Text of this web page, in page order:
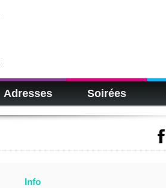
Adresses Soirées
Info